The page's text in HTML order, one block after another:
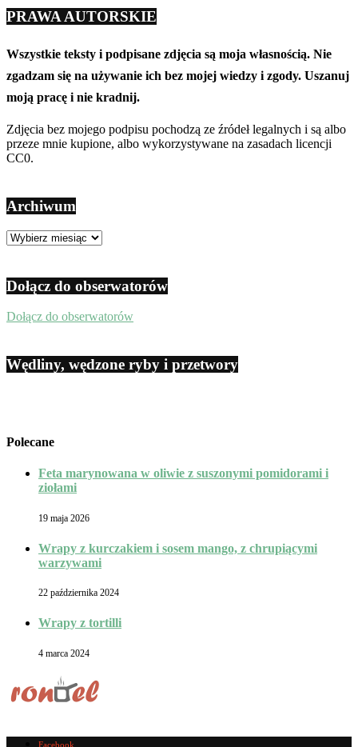
PRAWA AUTORSKIE
Wszystkie teksty i podpisane zdjęcia są moja własnością. Nie
zgadzam się na używanie ich bez mojej wiedzy i zgody. Uszanuj
moją pracę i nie kradnij.
Zdjęcia bez mojego podpisu pochodzą ze źródeł legalnych i są albo
przeze mnie kupione, albo wykorzystywane na zasadach licencji
CC0.
Archiwum
Archiwum
Dołącz do obserwatorów
Dołącz do obserwatorów
Wędliny, wędzone ryby i przetwory
Polecane
Feta marynowana w oliwie z suszonymi pomidorami i
ziołami
19 maja 2026
Wrapy z kurczakiem i sosem mango, z chrupiącymi
warzywami
22 października 2024
Wrapy z tortilli
4 marca 2024
Facebook